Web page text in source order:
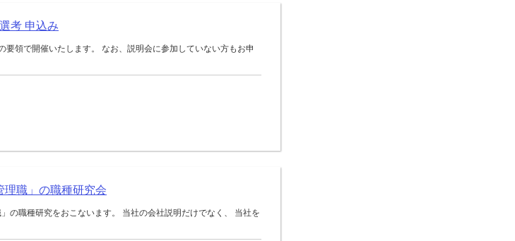
考 申込み
領で開催いたします。 なお、説明会に参加していない方もお申
理職」の職種研究会
の職種研究をおこないます。 当社の会社説明だけでなく、 当社を